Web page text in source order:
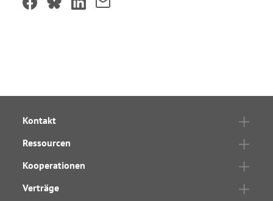
Kontakt
Ressourcen
Kooperationen
Verträge